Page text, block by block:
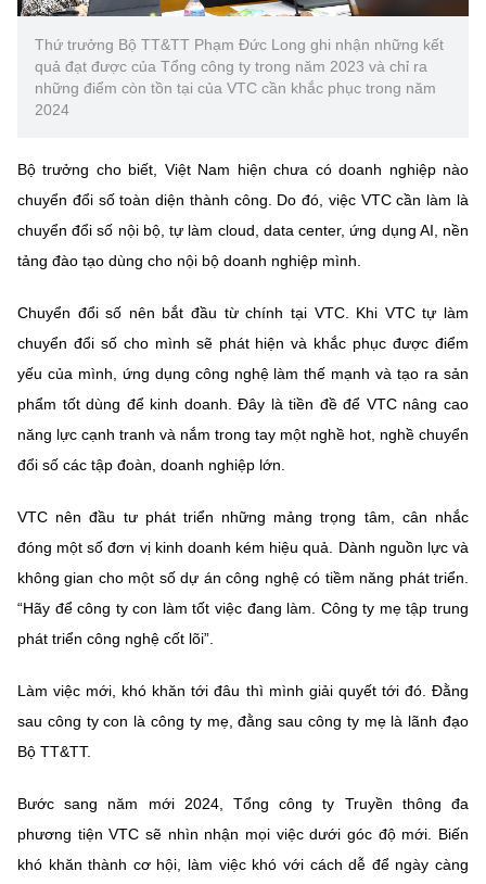
Thứ trưởng Bộ TT&TT Phạm Đức Long ghi nhận những kết
quả đạt được của Tổng công ty trong năm 2023 và chỉ ra
những điểm còn tồn tại của VTC cần khắc phục trong năm
2024
Bộ trưởng cho biết, Việt Nam hiện chưa có doanh nghiệp nào
chuyển đổi số toàn diện thành công. Do đó, việc VTC cần làm là
chuyển đổi số nội bộ, tự làm cloud, data center, ứng dụng AI, nền
tảng đào tạo dùng cho nội bộ doanh nghiệp mình.
Chuyển đổi số nên bắt đầu từ chính tại VTC. Khi VTC tự làm
chuyển đổi số cho mình sẽ phát hiện và khắc phục được điểm
yếu của mình, ứng dụng công nghệ làm thế mạnh và tạo ra sản
phẩm tốt dùng để kinh doanh. Đây là tiền đề để VTC nâng cao
năng lực cạnh tranh và nắm trong tay một nghề hot, nghề chuyển
đổi số các tập đoàn, doanh nghiệp lớn.
VTC nên đầu tư phát triển những mảng trọng tâm, cân nhắc
đóng một số đơn vị kinh doanh kém hiệu quả. Dành nguồn lực và
không gian cho một số dự án công nghệ có tiềm năng phát triển.
“Hãy để công ty con làm tốt việc đang làm. Công ty mẹ tập trung
phát triển công nghệ cốt lõi”.
Làm việc mới, khó khăn tới đâu thì mình giải quyết tới đó. Đằng
sau công ty con là công ty mẹ, đằng sau công ty mẹ là lãnh đạo
Bộ TT&TT.
Bước sang năm mới 2024, Tổng công ty Truyền thông đa
phương tiện VTC sẽ nhìn nhận mọi việc dưới góc độ mới. Biến
khó khăn thành cơ hội, làm việc khó với cách dễ để ngày càng